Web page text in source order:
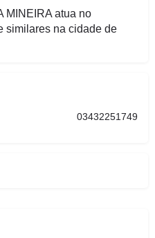
MINEIRA atua no
similares na cidade de
03432251749